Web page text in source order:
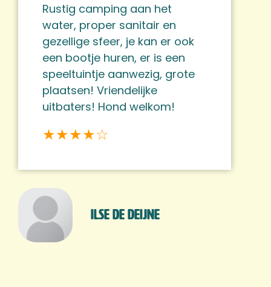
Rustig camping aan het
water, proper sanitair en
gezellige sfeer, je kan er ook
een bootje huren, er is een
speeltuintje aanwezig, grote
plaatsen! Vriendelijke
uitbaters! Hond welkom!
★★★★☆
Ilse De Deijne